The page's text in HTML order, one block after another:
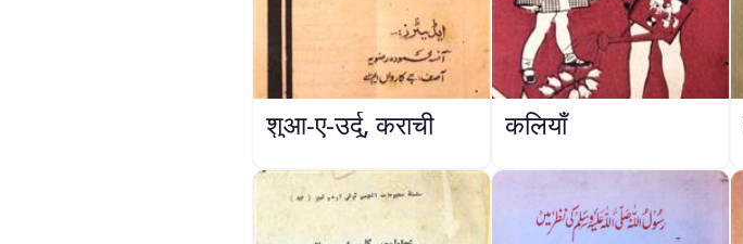
शुआ-ए-उर्दू, कराची कलियाँ